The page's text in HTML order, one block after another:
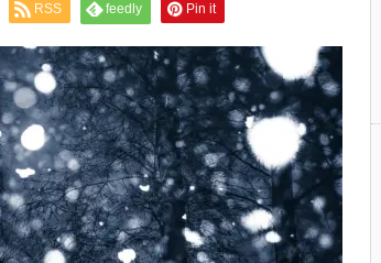
RSS feedly Pin it